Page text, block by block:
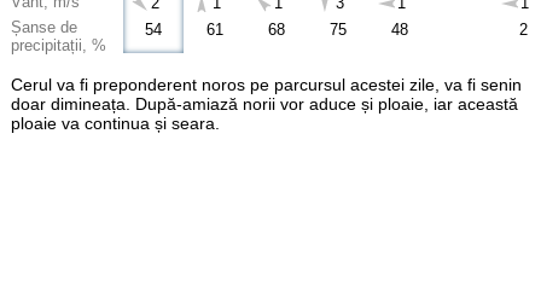
Șanse de
precipitații, %
54
61
68
75
48
2
Cerul va fi preponderent noros pe parcursul acestei zile, va fi senin
doar dimineața. După-amiază norii vor aduce și ploaie, iar această
ploaie va continua și seara.